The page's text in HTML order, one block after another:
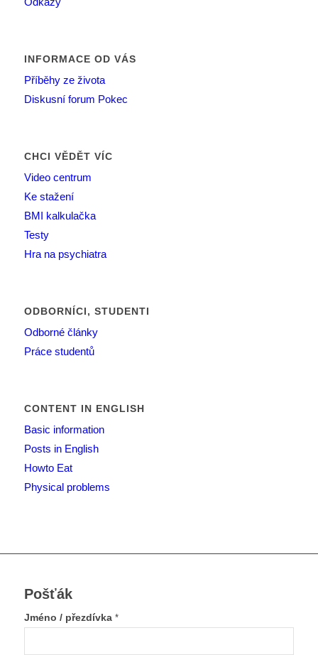
INFORMACE OD VÁS
Příběhy ze života
Diskusní forum Pokec
CHCI VĚDĚT VÍC
Video centrum
Ke stažení
BMI kalkulačka
Testy
Hra na psychiatra
ODBORNÍCI, STUDENTI
Odborné články
Práce studentů
CONTENT IN ENGLISH
Basic information
Posts in English
Howto Eat
Physical problems
Pošťák
Jméno / přezdívka *